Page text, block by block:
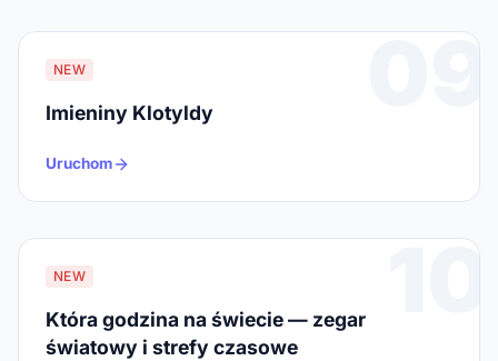
09
NEW
Imieniny Klotyldy
Uruchom
10
NEW
Która godzina na świecie — zegar
światowy i strefy czasowe